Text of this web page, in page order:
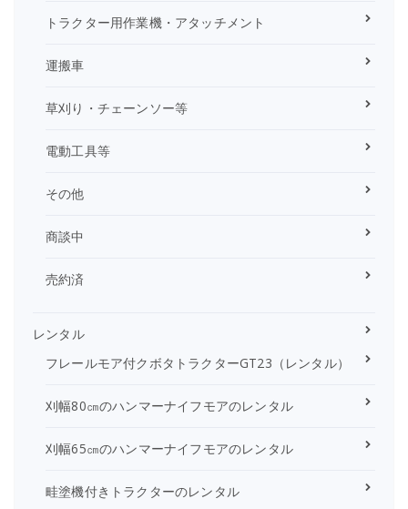
トラクター用作業機・アタッチメント
運搬車
草刈り・チェーンソー等
電動工具等
その他
商談中
売約済
レンタル
フレールモア付クボタトラクターGT23（レンタル）
刈幅80㎝のハンマーナイフモアのレンタル
刈幅65㎝のハンマーナイフモアのレンタル
畦塗機付きトラクターのレンタル